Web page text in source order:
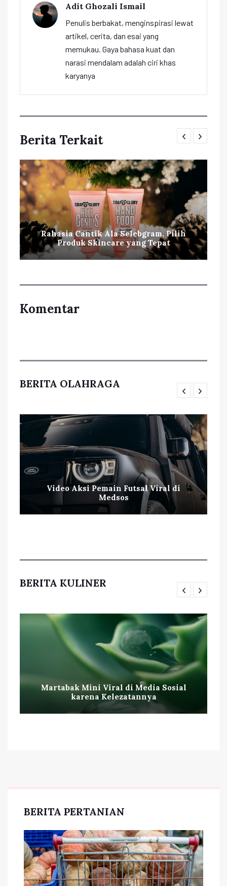
Adit Ghozali Ismail
Penulis berbakat, menginspirasi lewat
artikel, cerita, dan esai yang
memukau. Gaya bahasa kuat dan
narasi mendalam adalah ciri khas
karyanya
Berita Terkait
Rahasia Cantik Ala Selebgram, Pilih
Produk Skincare yang Tepat
Komentar
BERITA OLAHRAGA
Video Aksi Pemain Futsal Viral di
Medsos
BERITA KULINER
Martabak Mini Viral di Media Sosial
karena Kelezatannya
BERITA PERTANIAN